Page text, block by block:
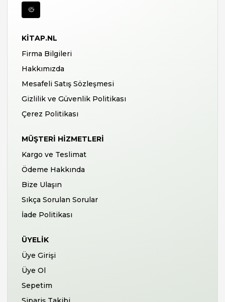
KITAP.NL
Firma Bilgileri
Hakkımızda
Mesafeli Satış Sözleşmesi
Gizlilik ve Güvenlik Politikası
Çerez Politikası
MÜŞTERI HIZMETLERI
Kargo ve Teslimat
Ödeme Hakkında
Bize Ulaşın
Sıkça Sorulan Sorular
İade Politikası
ÜYELIK
Üye Girişi
Üye Ol
Sepetim